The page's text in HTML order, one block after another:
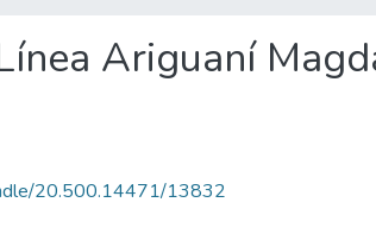
Ariguaní
20.500.14471/13832